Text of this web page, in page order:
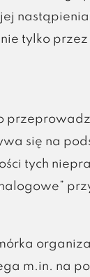
tylko
się na
tych
m.in. na